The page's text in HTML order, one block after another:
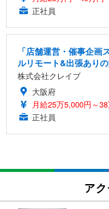
正社員
「店舗運営・催事企
ルリモート&出張あり
株式会社クレイブ
大阪府
月給25万5,000円～
正社員
ア